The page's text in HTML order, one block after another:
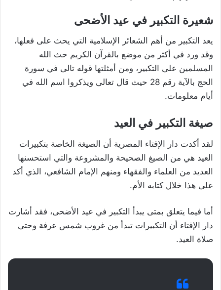
شعيرة التكبير في عيد الأضحى
يعد التكبير من أهم الشعائر الإسلامية التي يحث على فعلها،
وقد ورد في أكثر من موضع بالقرآن الكريم حث الله
المسلمين على التكبير، ومن أمثلتها قوله تالى في سورة
الحج بالآية رقم 28 حيث قال تعالى ويذكروا اسم الله في
أيام معلومات.
صيغة التكبير في العيد
لقد أكدت دار الإفتاء المصرية أن الصيغة الخاصة بتكبيرات
العيد هي من الصيغ الصحيحة والمشروعة والتي استحسنها
العديد من العلماء والفقهاء ومنهم الإمام الشافعي، الذي أكد
على هذا خلال كتابه الأم.
أما فيما يتعلق بمتى يبدأ التكبير في عيد الأضحى، فقد أشارت
دار الإفتاء أن التكبيرات تبدأ من غروب شمس عرفة وحتى
صلاة العيد.